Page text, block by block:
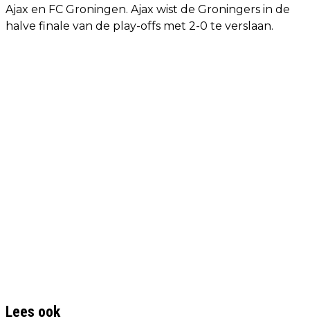
Ajax en FC Groningen. Ajax wist de Groningers in de
halve finale van de play-offs met 2-0 te verslaan.
Lees ook